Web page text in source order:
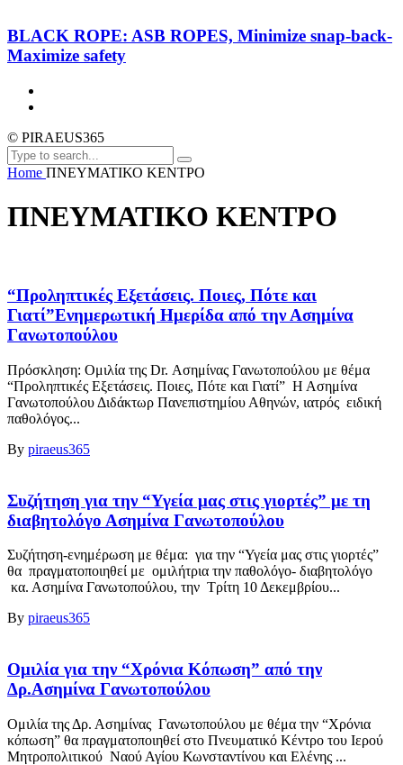
BLACK ROPE: ASB ROPES, Minimize snap-back-
Maximize safety
© PIRAEUS365
Home ΠΝΕΥΜΑΤΙΚΟ ΚΕΝΤΡΟ
ΠΝΕΥΜΑΤΙΚΟ ΚΕΝΤΡΟ
“Προληπτικές Εξετάσεις. Ποιες, Πότε και
Γιατί”Ενημερωτική Ημερίδα από την Ασημίνα
Γανωτοπούλου
Πρόσκληση: Ομιλία της Dr. Ασημίνας Γανωτοπούλου με θέμα
“Προληπτικές Εξετάσεις. Ποιες, Πότε και Γιατί” Η Ασημίνα
Γανωτοπούλου Διδάκτωρ Πανεπιστημίου Αθηνών, ιατρός ειδική
παθολόγος...
By piraeus365
Συζήτηση για την “Υγεία μας στις γιορτές” με τη
διαβητολόγο Ασημίνα Γανωτοπούλου
Συζήτηση-ενημέρωση με θέμα: για την “Υγεία μας στις γιορτές”
θα πραγματοποιηθεί με ομιλήτρια την παθολόγο- διαβητολόγο
κα. Ασημίνα Γανωτοπούλου, την Τρίτη 10 Δεκεμβρίου...
By piraeus365
Ομιλία για την “Χρόνια Κόπωση” από την
Δρ.Ασημίνα Γανωτοπούλου
Ομιλία της Δρ. Ασημίνας Γανωτοπούλου με θέμα την “Χρόνια
κόπωση” θα πραγματοποιηθεί στο Πνευματικό Κέντρο του Ιερού
Μητροπολιτικού Ναού Αγίου Κωνσταντίνου και Ελένης ...